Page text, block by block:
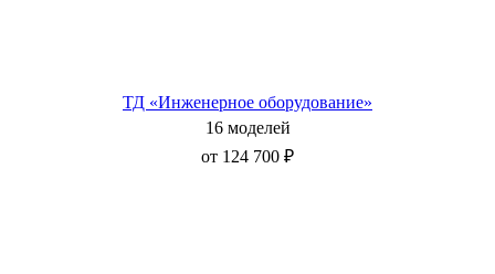
ТД «Инженерное оборудование»
16 моделей
от 124 700 ₽